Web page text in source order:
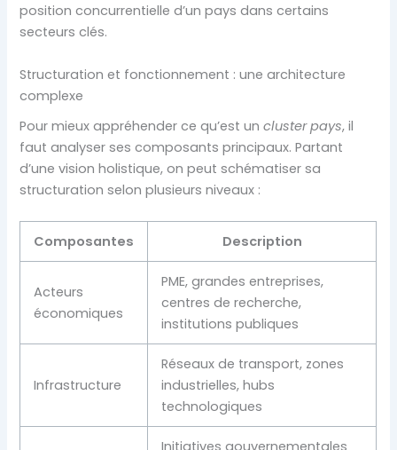
position concurrentielle d’un pays dans certains
secteurs clés.
Structuration et fonctionnement : une architecture
complexe
Pour mieux appréhender ce qu’est uncluster pays, il
faut analyser ses composants principaux. Partant
d’une vision holistique, on peut schématiser sa
structuration selon plusieurs niveaux :
Composantes Description
Acteurs
économiques
PME, grandes entreprises,
centres de recherche,
institutions publiques
Infrastructure
Réseaux de transport, zones
industrielles, hubs
technologiques